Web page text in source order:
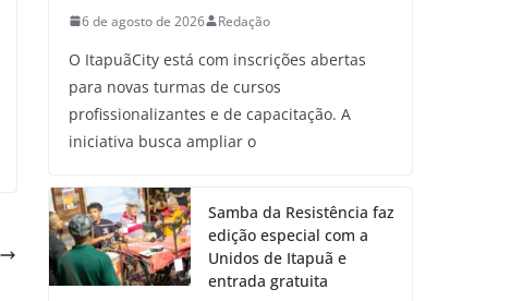
6 de agosto de 2026 Redação
O ItapuãCity está com inscrições abertas
para novas turmas de cursos
profissionalizantes e de capacitação. A
iniciativa busca ampliar o
Samba da Resistência faz
edição especial com a
Unidos de Itapuã e
entrada gratuita